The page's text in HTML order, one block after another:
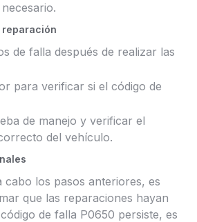
reparación
de falla después de realizar las
para verificar si el código de
de manejo y verificar el
del vehículo.
cabo los pasos anteriores, es
que las reparaciones hayan
de falla P0650 persiste, es